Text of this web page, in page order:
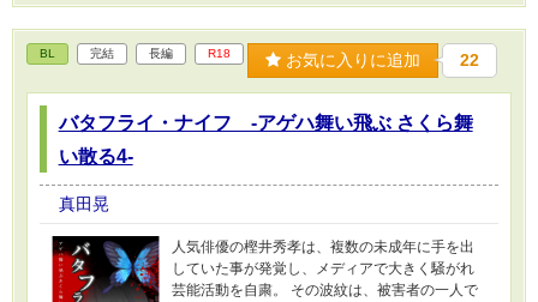
BL 完結 長編 R18 お気に入りに追加 22
バタフライ・ナイフ -アゲハ舞い飛ぶ さくら舞
い散る4-
真田晃
人気俳優の樫井秀孝は、複数の未成年に手を出
していた事が発覚し、メディアで大きく騒がれ
芸能活動を自粛。 その波紋は、被害者の一人で